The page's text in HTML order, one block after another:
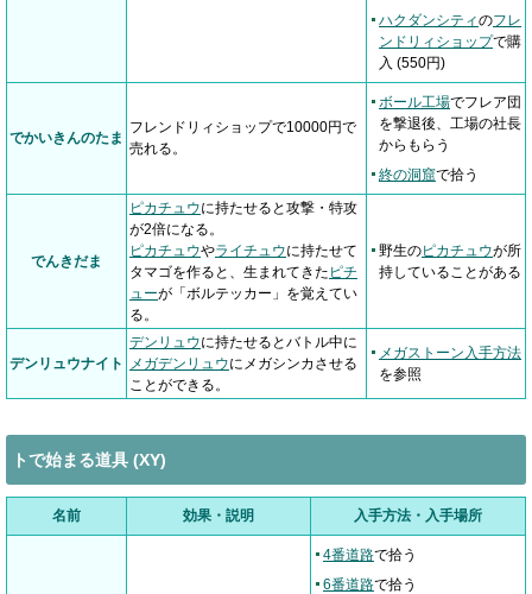
ハクダンシティのフレ
ンドリィショップで購
入 (550円)
でかいきんのたま
フレンドリィショップで10000円で
売れる。
ボール工場でフレア団
を撃退後、工場の社長
からもらう
終の洞窟で拾う
でんきだま
ピカチュウに持たせると攻撃・特攻
が2倍になる。
ピカチュウやライチュウに持たせて
タマゴを作ると、生まれてきた ピチ
ューが「ボルテッカー」を覚えてい
る。
野生のピカチュウが所
持していることがある
デンリュウナイト
デンリュウに持たせるとバトル中に
メガデンリュウにメガシンカさせる
ことができる。
メガストーン入手方法
を参照
トで始まる道具 (XY)
名前 効果・説明 入手方法・入手場所
4番道路で拾う
6番道路で拾う